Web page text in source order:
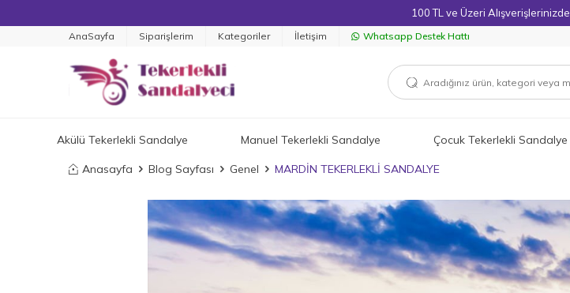
100 TL ve Üzeri Alışverişlerinizde
AnaSayfa Siparişlerim Kategoriler İletişim Whatsapp Destek Hattı
Akülü Tekerlekli Sandalye Manuel Tekerlekli Sandalye Çocuk Tekerlekli Sandalye
Anasayfa Blog Sayfası Genel MARDİN TEKERLEKLİ SANDALYE